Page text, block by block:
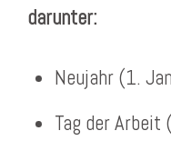
darunter:
Neujahr (1.
Tag der Arbeit